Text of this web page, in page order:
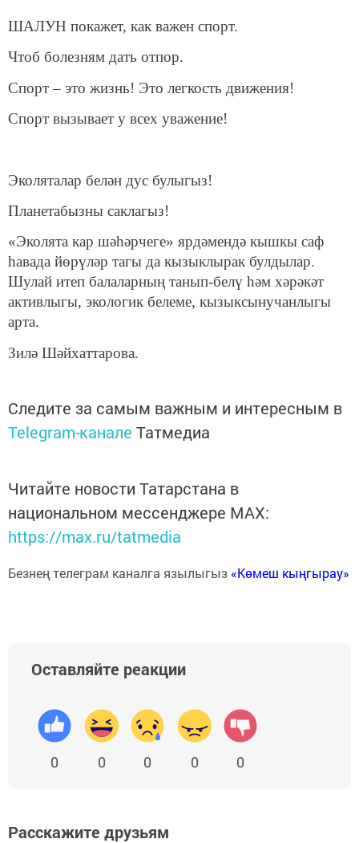
ШАЛУН покажет, как важен спорт.
Чтоб болезням дать отпор.
Спорт – это жизнь! Это легкость движения!
Спорт вызывает у всех уважение!
Эколяталар белән дус булыгыз!
Планетабызны саклагыз!
«Эколята кар шәһәрчеге» ярдәмендә кышкы саф
һавада йөрүләр тагы да кызыклырак булдылар.
Шулай итеп балаларның танып-белү һәм хәрәкәт
активлыгы, экологик белеме, кызыксынучанлыгы
арта.
Зилә Шәйхаттарова.
Следите за самым важным и интересным в
Telegram-канале Татмедиа
Читайте новости Татарстана в
национальном мессенджере MАХ:
https://max.ru/tatmedia
Безнең телеграм каналга язылыгыз «Көмеш кыңгырау»
Оставляйте реакции
0 0 0 0 0
Расскажите друзьям